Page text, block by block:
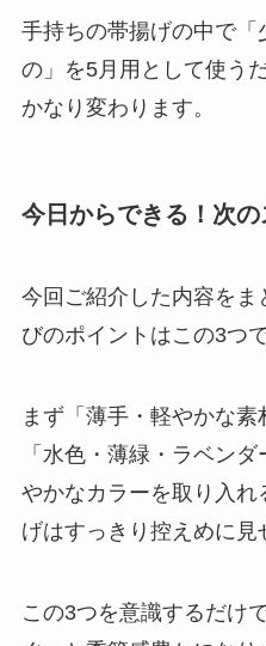
手持ちの帯揚げの中で「
の」を5月用として使う
かなり変わります。
今日からできる！次
今回ご紹介した内容をま
びのポイントはこの3つで
まず「薄手・軽やかな
「水色・薄緑・ラベン
やかなカラーを取り入
げはすっきり控えめに見
この3つを意識するだけ